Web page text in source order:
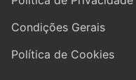
Condições Gerais
Política de Cookies